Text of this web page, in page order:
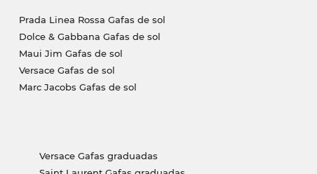
Prada Linea Rossa Gafas de sol
Dolce & Gabbana Gafas de sol
Maui Jim Gafas de sol
Versace Gafas de sol
Marc Jacobs Gafas de sol
Versace Gafas graduadas